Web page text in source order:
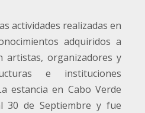
actividades realizadas en
adquiridos a
artistas, organizadores y
e instituciones
estancia en Cabo Verde
30 de Septiembre y fue